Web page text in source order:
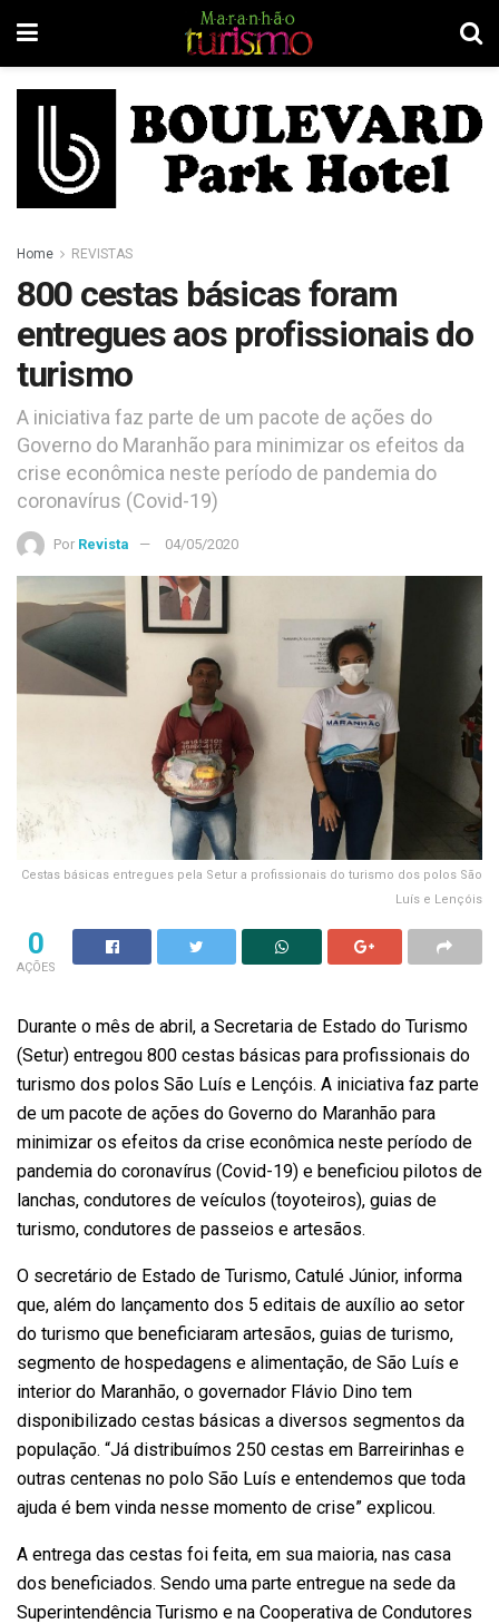
Home REVISTAS
800 cestas básicas foram
entregues aos profissionais do
turismo
A iniciativa faz parte de um pacote de ações do
Governo do Maranhão para minimizar os efeitos da
crise econômica neste período de pandemia do
coronavírus (Covid-19)
Por Revista 04/05/2020
Cestas básicas entregues pela Setur a profissionais do turismo dos polos São
Luís e Lençóis
0
AÇÕES
Durante o mês de abril, a Secretaria de Estado do Turismo
(Setur) entregou 800 cestas básicas para profissionais do
turismo dos polos São Luís e Lençóis. A iniciativa faz parte
de um pacote de ações do Governo do Maranhão para
minimizar os efeitos da crise econômica neste período de
pandemia do coronavírus (Covid-19) e beneficiou pilotos de
lanchas, condutores de veículos (toyoteiros), guias de
turismo, condutores de passeios e artesãos.
O secretário de Estado de Turismo, Catulé Júnior, informa
que, além do lançamento dos 5 editais de auxílio ao setor
do turismo que beneficiaram artesãos, guias de turismo,
segmento de hospedagens e alimentação, de São Luís e
interior do Maranhão, o governador Flávio Dino tem
disponibilizado cestas básicas a diversos segmentos da
população. “Já distribuímos 250 cestas em Barreirinhas e
outras centenas no polo São Luís e entendemos que toda
ajuda é bem vinda nesse momento de crise” explicou.
A entrega das cestas foi feita, em sua maioria, nas casa
dos beneficiados. Sendo uma parte entregue na sede da
Superintendência Turismo e na Cooperativa de Condutores